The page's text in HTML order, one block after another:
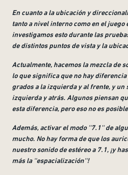
En cuanto a la ubicación y
tanto a nivel interno como en el juego
investigamos esto durante las
de distintos puntos de vista y la
Actualmente, hacemos la mezcla de
lo que significa que no hay
grados a la izquierda y al frente, y un
izquierda y atrás. Algunos piensan
esta diferencia, pero eso no es
Además, activar el modo ''7.1'' de
mucho. No hay forma de que los
nuestro sonido de estéreo a 7.1, ¡y
más la ''espacialización''!